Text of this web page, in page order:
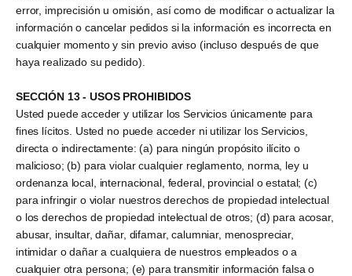
error, imprecisión u omisión, así como de modificar o actualizar la
información o cancelar pedidos si la información es incorrecta en
cualquier momento y sin previo aviso (incluso después de que
haya realizado su pedido).
SECCIÓN 13 - USOS PROHIBIDOS
Usted puede acceder y utilizar los Servicios únicamente para
fines lícitos. Usted no puede acceder ni utilizar los Servicios,
directa o indirectamente: (a) para ningún propósito ilícito o
malicioso; (b) para violar cualquier reglamento, norma, ley u
ordenanza local, internacional, federal, provincial o estatal; (c)
para infringir o violar nuestros derechos de propiedad intelectual
o los derechos de propiedad intelectual de otros; (d) para acosar,
abusar, insultar, dañar, difamar, calumniar, menospreciar,
intimidar o dañar a cualquiera de nuestros empleados o a
cualquier otra persona; (e) para transmitir información falsa o